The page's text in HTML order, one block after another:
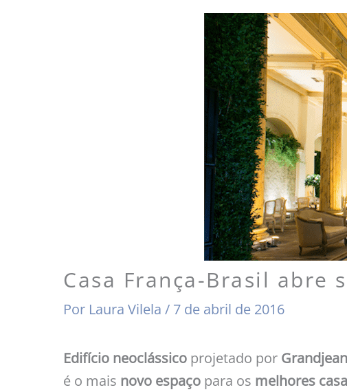
Casa França-Brasil abre
Por Laura Vilela / 7 de abril de 2016
Edifício neoclássico projetado por
é o mais novo espaço para os melhores